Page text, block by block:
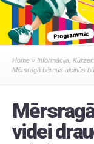
Home » Informācija
Mērsragā bērnus aicinās
videi